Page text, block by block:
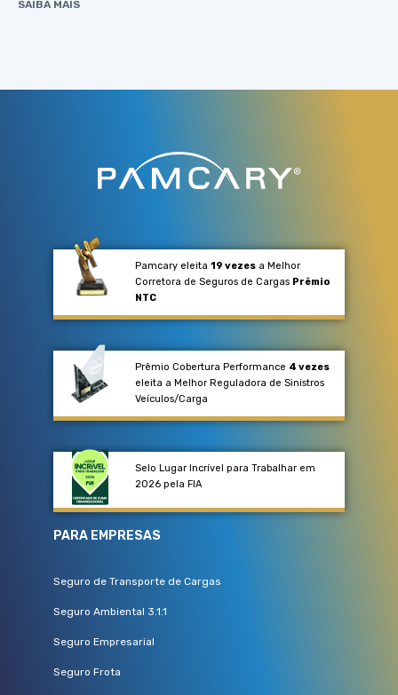
SAIBA MAIS
Pamcary eleita 19 vezes a Melhor
Corretora de Seguros de Cargas Prêmio
NTC
Prêmio Cobertura Performance 4 vezes
eleita a Melhor Reguladora de Sinistros
Veículos/Carga​
Selo Lugar Incrível para Trabalhar em
2026 pela FIA
PARA EMPRESAS
Seguro de Transporte de Cargas
Seguro Ambiental 3.1.1
Seguro Empresarial
Seguro Frota